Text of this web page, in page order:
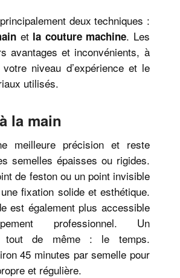
deux techniques :
et la couture machine. Les
avantages et inconvénients, à
niveau d’expérience et le
utilisés.
la main
meilleure précision et reste
semelles épaisses ou rigides.
de feston ou un point invisible
fixation solide et esthétique.
est également plus accessible
professionnel. Un
tout de même : le temps.
45 minutes par semelle pour
et régulière.